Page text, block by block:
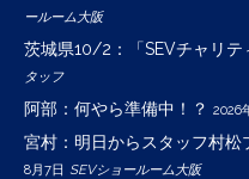
ールーム大阪
茨城県10/2：「SEVチャリ
タッフ
阿部：何やら準備中！？ 2026
宮村：明日からスタッフ村松
8月7日 SEVショールーム大阪